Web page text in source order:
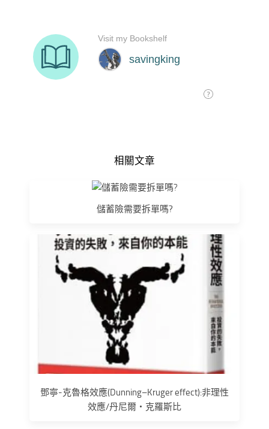
相關文章
儲蓄險需要拆單嗎?
鄧寧-克魯格效應(Dunning–Kruger effect):非理性
效應/丹尼爾‧克羅斯比